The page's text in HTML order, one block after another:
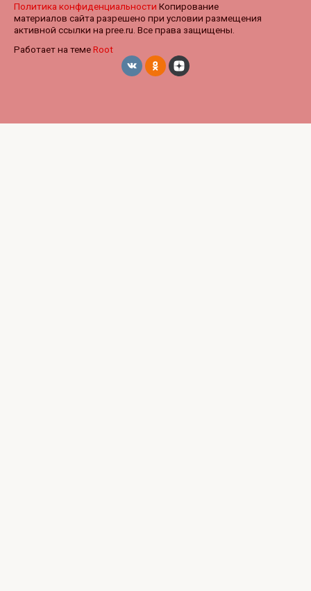
Политика конфиденциальности Копирование
материалов сайта разрешено при условии размещения
активной ссылки на pree.ru. Все права защищены.
Работает на темеRoot